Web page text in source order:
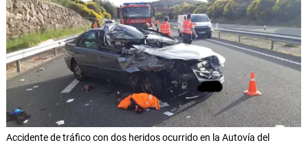
Accidente de tráfico con dos heridos ocurrido en la Autovía del